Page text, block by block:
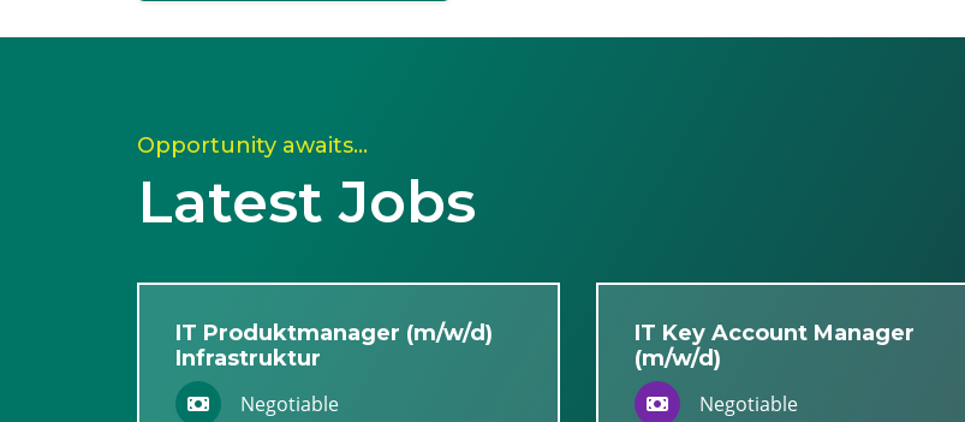
Opportunity awaits…
Latest Jobs
IT Produktmanager (m/w/d)
Infrastruktur
Negotiable
IT Key Account Manager
(m/w/d)
Negotiable